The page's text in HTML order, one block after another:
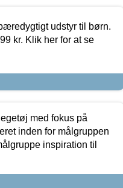
udstyr til børn.
kr. Klik her for at se
med fokus på
inden for målgruppen
inspiration til